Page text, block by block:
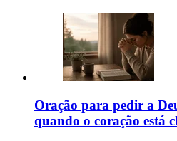
Oração para pedir a
quando o coração está